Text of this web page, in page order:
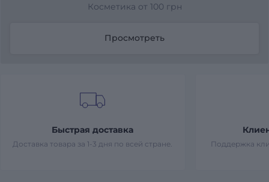
Косметика от 100 грн
Просмотреть
Быстрая доставка
Доставка товара за 1-3 дня по всей стране. Поддержка